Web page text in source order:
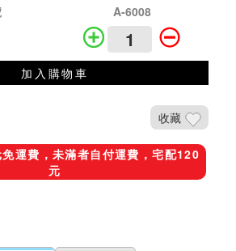
A-6008
加入購物車
收藏
運費，未滿者自付運費，宅配120
元